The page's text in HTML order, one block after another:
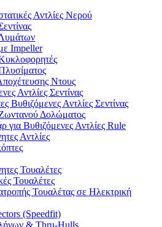
Αντλίες Νερού
Impeller
Ντους
Αντλίες Σεντίνας
Βυθιζόμενες Αντλίες Σεντίνας
Δολώματος
για Βυθιζόμενες Αντλίες Rule
Αντλίες
Τουαλέτες
Τουαλέτες
Τουαλέτας σε Ηλεκτρική
(Speedfit)